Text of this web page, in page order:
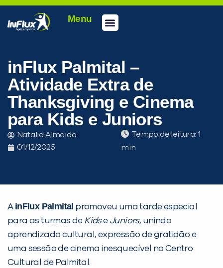
Menu
inFlux Palmital –
Atividade Extra de
Thanksgiving e Cinema
para Kids e Juniors
Natalia Almeida
01/12/2025
Tempo de leitura:
A inFlux Palmital promoveu uma tarde especial
para as turmas de Kidse Juniors, unindo
aprendizado cultural, expressão de gratidão e
uma sessão de cinema inesquecível no Centro
Cultural de Palmital.
Desculpe!
Não encontramos nenhuma unidade
inFlux nesta cidade ou bairro que